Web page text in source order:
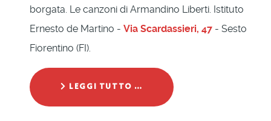
borgata. Le canzoni di Armandino Liberti. Istituto
Ernesto de Martino - Via Scardassieri, 47 - Sesto
Fiorentino (FI).
LEGGI TUTTO …